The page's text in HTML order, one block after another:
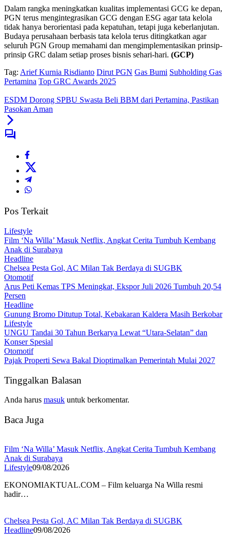
Dalam rangka meningkatkan kualitas implementasi GCG ke depan,
PGN terus mengintegrasikan GCG dengan ESG agar tata kelola
tidak hanya berorientasi pada kepatuhan, tetapi juga keberlanjutan.
Budaya perusahaan berbasis tata kelola terus ditingkatkan agar
seluruh PGN Group memahami dan mengimplementasikan prinsip-
prinsip GRC dalam setiap proses bisnis sehari-hari. (GCP)
Tag: Arief Kurnia Risdianto Dirut PGN Gas Bumi Subholding Gas
Pertamina Top GRC Awards 2025
ESDM Dorong SPBU Swasta Beli BBM dari Pertamina, Pastikan
Pasokan Aman
Pos Terkait
Lifestyle
Film ‘Na Willa’ Masuk Netflix, Angkat Cerita Tumbuh Kembang
Anak di Surabaya
Headline
Chelsea Pesta Gol, AC Milan Tak Berdaya di SUGBK
Otomotif
Arus Peti Kemas TPS Meningkat, Ekspor Juli 2026 Tumbuh 20,54
Persen
Headline
Gunung Bromo Ditutup Total, Kebakaran Kaldera Masih Berkobar
Lifestyle
UNGU Tandai 30 Tahun Berkarya Lewat “Utara-Selatan” dan
Konser Spesial
Otomotif
Pajak Properti Sewa Bakal Dioptimalkan Pemerintah Mulai 2027
Tinggalkan Balasan
Anda harus masuk untuk berkomentar.
Baca Juga
Film ‘Na Willa’ Masuk Netflix, Angkat Cerita Tumbuh Kembang
Anak di Surabaya
Lifestyle09/08/2026
EKONOMIAKTUAL.COM – Film keluarga Na Willa resmi
hadir…
Chelsea Pesta Gol, AC Milan Tak Berdaya di SUGBK
Headline09/08/2026